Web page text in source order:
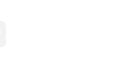
die Schaltflächen